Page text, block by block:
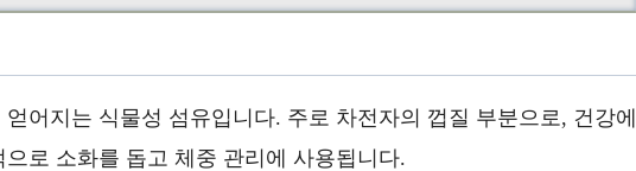
어지는 식물성 섬유입니다. 주로 차전자의 껍질 부분으로, 건강에
로 소화를 돕고 체중 관리에 사용됩니다.